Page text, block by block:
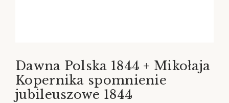
Dawna Polska 1844 + Mikołaja
Kopernika spomnienie
jubileuszowe 1844